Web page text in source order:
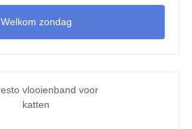
Welkom zondag